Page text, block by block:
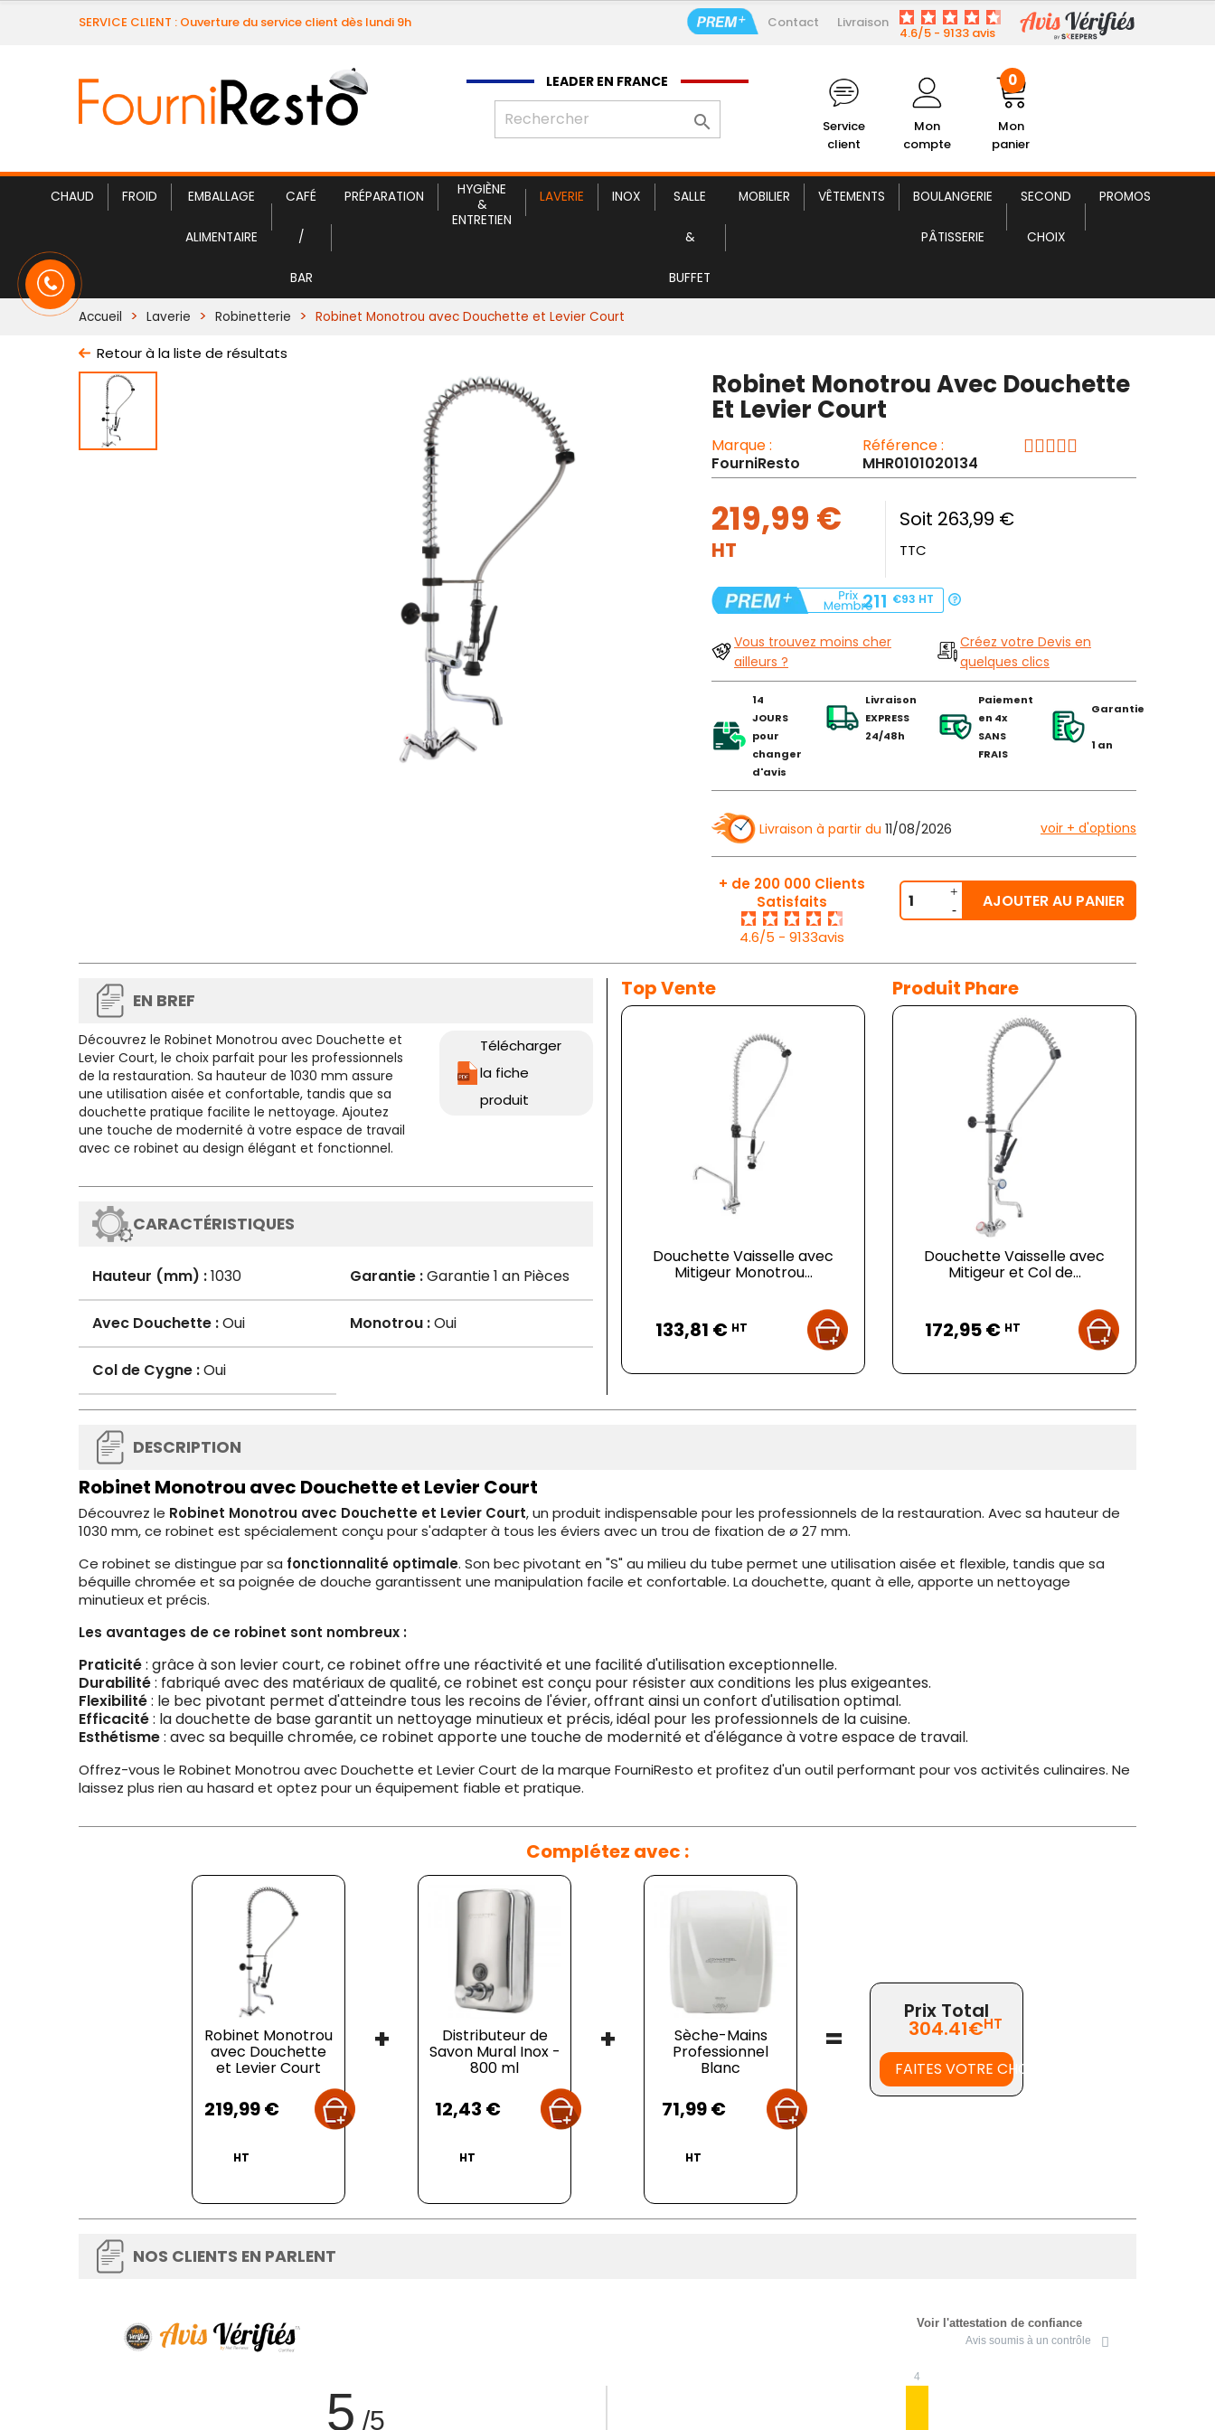
SERVICE CLIENT : Ouverture du service client dès lundi 9h Contact Livraison
4.6/5 - 9133 avis
LEADER EN FRANCE

Service
client
Mon
compte
Mon
panier
0
CHAUD FROID EMBALLAGE
ALIMENTAIRE
CAFÉ
/
BAR
PRÉPARATION
HYGIÈNE
&
ENTRETIEN
LAVERIE INOX SALLE
&
BUFFET
MOBILIER VÊTEMENTS BOULANGERIE
PÂTISSERIE
SECOND
CHOIX
PROMOS
Robinet Monotrou avec Douchette et Levier Court 219,99 € HT
Accueil Laverie Robinetterie Robinet Monotrou avec Douchette et Levier Court
Retour à la liste de résultats
Robinet Monotrou Avec Douchette
Et Levier Court
Marque :
FourniResto
Référence :
MHR0101020134
219,99 €
HT
Soit 263,99 €
TTC
211 €93 HT
Vous trouvez moins cher
ailleurs ?
Créez votre Devis en
quelques clics
14
JOURS
pour
changer
d'avis
Livraison
EXPRESS
24/48h
Paiement
en 4x
SANS
FRAIS
Garantie
1 an
Livraison à partir du 11/08/2026 voir + d'options
+ de 200 000 Clients
Satisfaits
4.6/5 - 9133avis
AJOUTER AU PANIER
EN BREF
Découvrez le Robinet Monotrou avec Douchette et
Levier Court, le choix parfait pour les professionnels
de la restauration. Sa hauteur de 1030 mm assure
une utilisation aisée et confortable, tandis que sa
douchette pratique facilite le nettoyage. Ajoutez
une touche de modernité à votre espace de travail
avec ce robinet au design élégant et fonctionnel.
Télécharger
la fiche
produit
CARACTÉRISTIQUES
Hauteur (mm) :1030 Garantie :Garantie 1 an Pièces
Avec Douchette :Oui Monotrou :Oui
Col de Cygne :Oui
Top Vente
Douchette Vaisselle avec
Mitigeur Monotrou...
133,81 € HT
Produit Phare
Douchette Vaisselle avec
Mitigeur et Col de...
172,95 € HT
DESCRIPTION
Robinet Monotrou avec Douchette et Levier Court
Découvrez le Robinet Monotrou avec Douchette et Levier Court, un produit indispensable pour les professionnels de la restauration. Avec sa hauteur de
1030 mm, ce robinet est spécialement conçu pour s'adapter à tous les éviers avec un trou de fixation de ø 27 mm.
Ce robinet se distingue par sa fonctionnalité optimale. Son bec pivotant en "S" au milieu du tube permet une utilisation aisée et flexible, tandis que sa
béquille chromée et sa poignée de douche garantissent une manipulation facile et confortable. La douchette, quant à elle, apporte un nettoyage
minutieux et précis.
Les avantages de ce robinet sont nombreux :
Praticité: grâce à son levier court, ce robinet offre une réactivité et une facilité d'utilisation exceptionnelle.
Durabilité: fabriqué avec des matériaux de qualité, ce robinet est conçu pour résister aux conditions les plus exigeantes.
Flexibilité: le bec pivotant permet d'atteindre tous les recoins de l'évier, offrant ainsi un confort d'utilisation optimal.
Efficacité: la douchette de base garantit un nettoyage minutieux et précis, idéal pour les professionnels de la cuisine.
Esthétisme: avec sa bequille chromée, ce robinet apporte une touche de modernité et d'élégance à votre espace de travail.
Offrez-vous le Robinet Monotrou avec Douchette et Levier Court de la marque FourniResto et profitez d'un outil performant pour vos activités culinaires. Ne
laissez plus rien au hasard et optez pour un équipement fiable et pratique.
Complétez avec :
Robinet Monotrou
avec Douchette
et Levier Court
219,99 €
HT
+ Distributeur de
Savon Mural Inox -
800 ml
12,43 €
HT
+ Sèche-Mains
Professionnel
Blanc
71,99 €
HT
=
Prix Total
304.41€HT
FAITES VOTRE CHOIX
NOS CLIENTS EN PARLENT
Voir l'attestation de confiance
Avis soumis à un contrôle
5 /5
4